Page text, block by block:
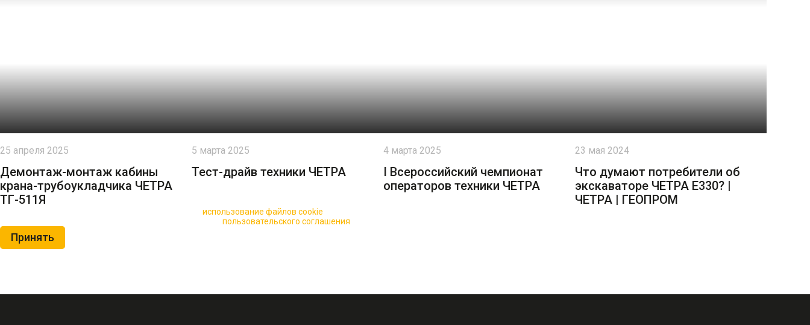
25 апреля 2025
Демонтаж-монтаж кабины
крана-трубоукладчика ЧЕТРА
ТГ-511Я
5 марта 2025
Тест-драйв техники ЧЕТРА
4 марта 2025
I Всероссийский чемпионат
операторов техники ЧЕТРА
23 мая 2024
Что думают потребители об
экскаваторе ЧЕТРА Е330? |
ЧЕТРА | ГЕОПРОМ
использование файлов cookie
пользовательского соглашения
Принять